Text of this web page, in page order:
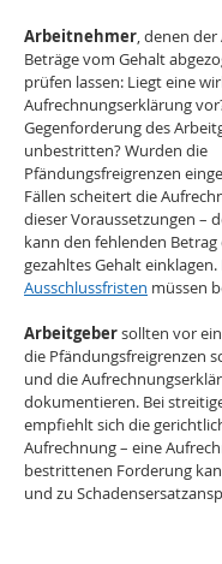
Arbeitnehmer, denen
Beträge vom Gehalt
prüfen lassen: Liegt eine
Aufrechnungserklärung
Gegenforderung des
unbestritten? Wurden die
Pfändungsfreigrenzen
Fällen scheitert die
dieser Voraussetzungen –
kann den fehlenden
gezahltes Gehalt einklagen.
Ausschlussfristen müssen
Arbeitgeber sollten vor
die Pfändungsfreigrenzen
und die
dokumentieren. Bei
empfiehlt sich die
Aufrechnung – eine
bestrittenen Forderung
und zu